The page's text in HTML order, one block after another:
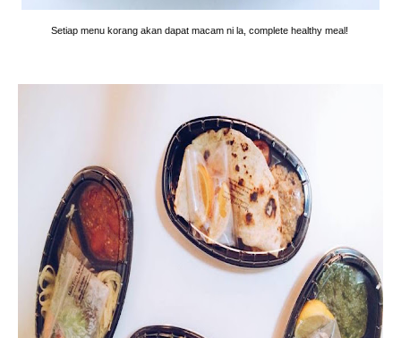
Setiap menu korang akan dapat macam ni la, complete healthy meal!